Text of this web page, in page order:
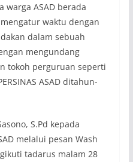
warga ASAD berada
waktu dengan
dalam sebuah
mengundang
tokoh perguruan seperti
ASAD ditahun-
S.Pd kepada
melalui pesan Wash
tadarus malam 28